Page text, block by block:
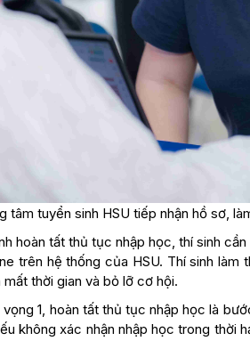
tâm tuyển sinh HSU tiếp nhận hồ sơ,
hoàn tất thủ tục nhập học, thí sinh
trên hệ thống của HSU. Thí sinh làm
thời gian và bỏ lỡ cơ hội.
1, hoàn tất thủ tục nhập học là
không xác nhận nhập học trong thời